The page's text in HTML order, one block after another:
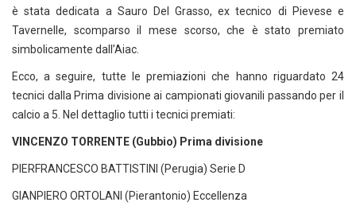
è stata dedicata a Sauro Del Grasso, ex tecnico di Pievese e
Tavernelle, scomparso il mese scorso, che è stato premiato
simbolicamente dall’Aiac.
Ecco, a seguire, tutte le premiazioni che hanno riguardato 24
tecnici dalla Prima divisione ai campionati giovanili passando per il
calcio a 5. Nel dettaglio tutti i tecnici premiati:
VINCENZO TORRENTE (Gubbio) Prima divisione
PIERFRANCESCO BATTISTINI (Perugia) Serie D
GIANPIERO ORTOLANI (Pierantonio) Eccellenza